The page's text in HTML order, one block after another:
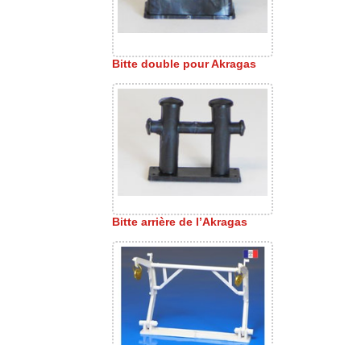
Bitte double pour Akragas
Bitte arrière de l’Akragas